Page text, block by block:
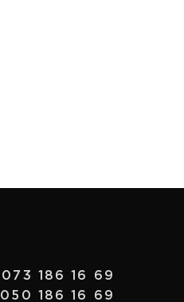
073 186 16 69
050 186 16 69